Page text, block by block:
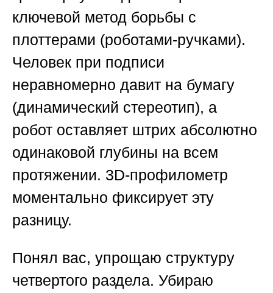
ключевой метод борьбы с
плоттерами (роботами-ручками).
Человек при подписи
неравномерно давит на бумагу
(динамический стереотип), а
робот оставляет штрих абсолютно
одинаковой глубины на всем
протяжении. 3D-профилометр
моментально фиксирует эту
разницу.
Понял вас, упрощаю структуру
четвертого раздела. Убираю